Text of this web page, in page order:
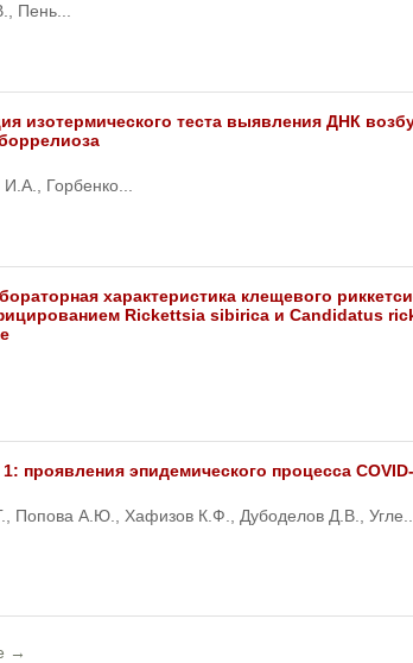
Пень...
изотермического теста выявления ДНК
Горбенко...
характеристика клещевого
Rickettsia sibirica и Candidatus
проявления эпидемического процесса
Попова А.Ю., Хафизов К.Ф., Дубоделов Д.В., Угле...
→